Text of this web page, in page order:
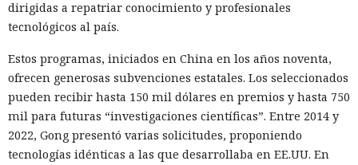
dirigidas a repatriar conocimiento y profesionales
tecnológicos al país.
Estos programas, iniciados en China en los años noventa,
ofrecen generosas subvenciones estatales. Los seleccionados
pueden recibir hasta 150 mil dólares en premios y hasta 750
mil para futuras “investigaciones científicas”. Entre 2014 y
2022, Gong presentó varias solicitudes, proponiendo
tecnologías idénticas a las que desarrollaba en EE.UU. En